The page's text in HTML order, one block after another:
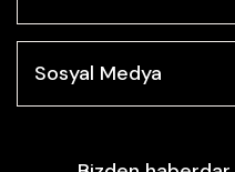
Sosyal Medya